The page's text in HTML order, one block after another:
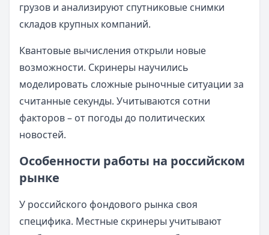
грузов и анализируют спутниковые снимки
складов крупных компаний.
Квантовые вычисления открыли новые
возможности. Скринеры научились
моделировать сложные рыночные ситуации за
считанные секунды. Учитываются сотни
факторов – от погоды до политических
новостей.
Особенности работы на российском
рынке
У российского фондового рынка своя
специфика. Местные скринеры учитывают